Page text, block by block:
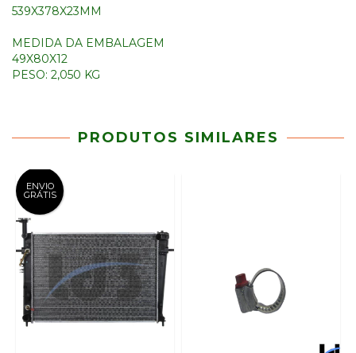
539X378X23MM
MEDIDA DA EMBALAGEM
49X80X12
PESO: 2,050 KG
PRODUTOS SIMILARES
ENVIO
GRÁTIS